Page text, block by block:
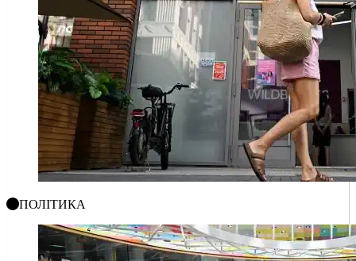
ПОЛІТИКА